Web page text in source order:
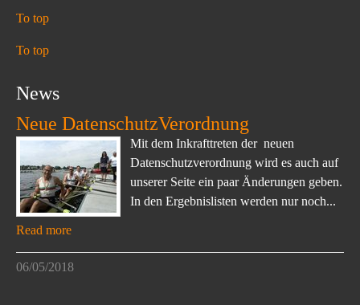
To top
To top
News
Neue DatenschutzVerordnung
Mit dem Inkrafttreten der neuen
Datenschutzverordnung wird es auch auf
unserer Seite ein paar Änderungen geben.
In den Ergebnislisten werden nur noch...
Read more
06/05/2018